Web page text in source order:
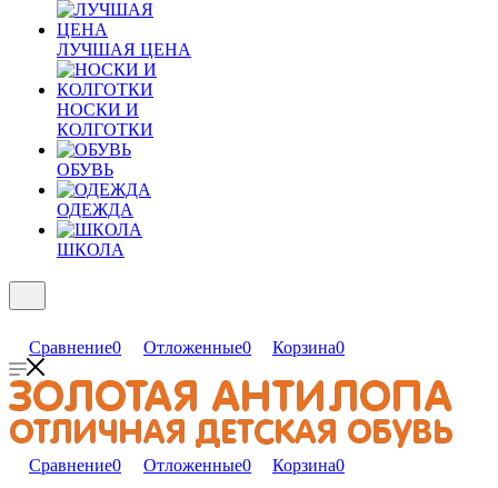
ЛУЧШАЯ ЦЕНА
НОСКИ И
КОЛГОТКИ
ОБУВЬ
ОДЕЖДА
ШКОЛА
Сравнение0 Отложенные0 Корзина0
Сравнение0 Отложенные0 Корзина0